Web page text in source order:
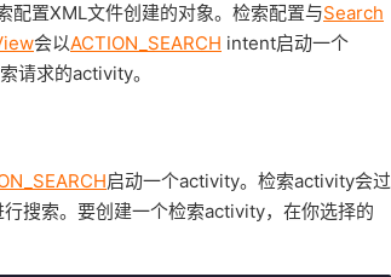
配置XML文件创建的对象。检索配置与Search
会以ACTION_SEARCH intent启动一个
请求的activity。
启动一个activity。检索activity会过
搜索。要创建一个检索activity，在你选择的